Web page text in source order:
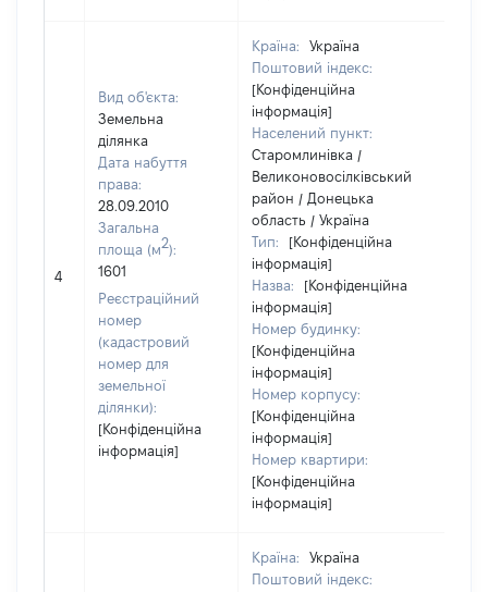
4
Вид об'єкта:
Земельна
ділянка
Дата набуття
права:
28.09.2010
Загальна
площа (м2):
1601
Реєстраційний
номер
(кадастровий
номер для
земельної
ділянки):
[Конфіденційна
інформація]
Країна:
Україна
Поштовий індекс:
[Конфіденційна
інформація]
Населений пункт:
Старомлинівка /
Великоновосілківський
район / Донецька
область / Україна
Тип:
[Конфіденційна
інформація]
Назва:
[Конфіденційна
інформація]
Номер будинку:
[Конфіденційна
інформація]
Номер корпусу:
[Конфіденційна
інформація]
Номер квартири:
[Конфіденційна
інформація]
Країна:
Україна
Поштовий індекс: